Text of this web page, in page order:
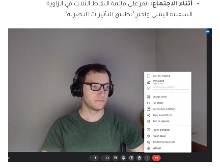
أثناء الاجتماع: انقر على قائمة النقاط الثلاث في الزاوية
السفلية اليمنى واختر "تطبيق التأثيرات البصرية".